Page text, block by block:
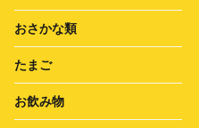
おさかな類
たまご
お飲み物